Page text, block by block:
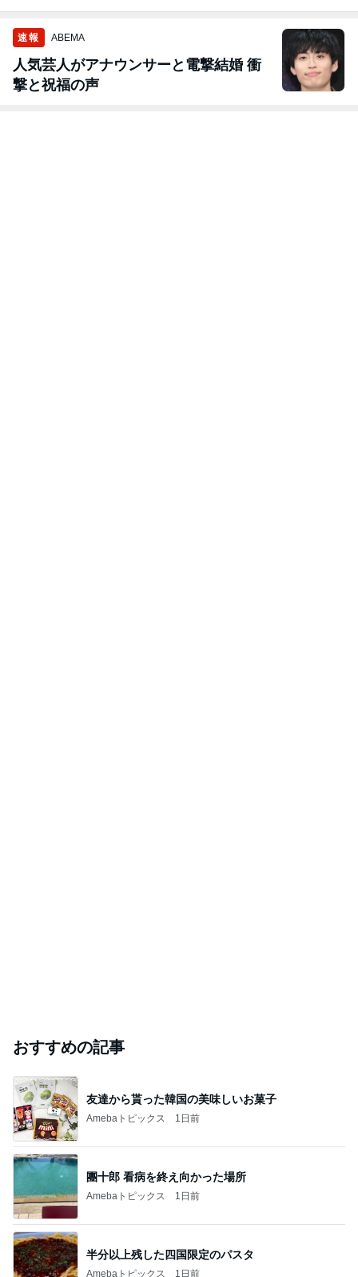
速報 ABEMA
人気芸人がアナウンサーと電撃結婚 衝
撃と祝福の声
おすすめの記事
友達から貰った韓国の美味しいお菓子
Amebaトピックス 1日前
團十郎 看病を終え向かった場所
Amebaトピックス 1日前
半分以上残した四国限定のパスタ
Amebaトピックス 1日前